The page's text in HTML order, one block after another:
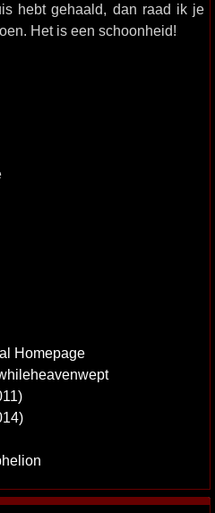
hebt gehaald, dan raad ik je
Het is een schoonheid!
Homepage